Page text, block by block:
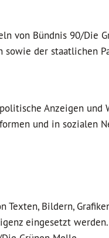
von Bündnis 90/Die
sowie der staatlichen
Anzeigen und
und in sozialen
Bildern,
eingesetzt